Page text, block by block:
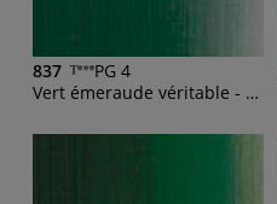
837
PG 4
Vert émeraude véritable - PG18, PY53, PG7